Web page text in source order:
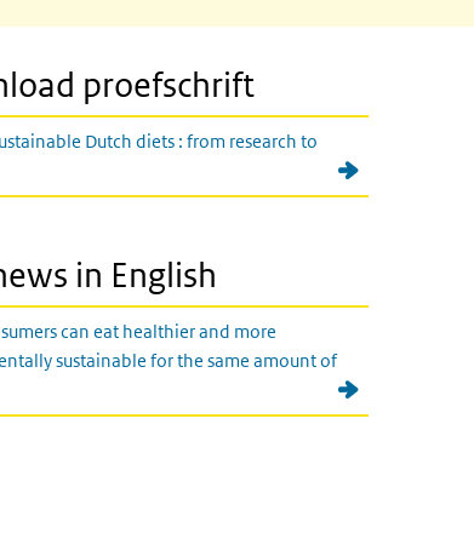
proefschrift
Dutch diets : from research to
in English
can eat healthier and more
sustainable for the same amount of